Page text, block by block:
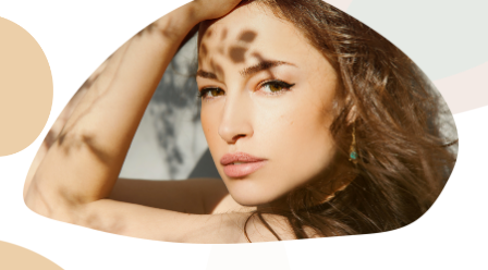
Soins
Je veux faire un bon cadeau
Plan d’accès
Prendre RDV